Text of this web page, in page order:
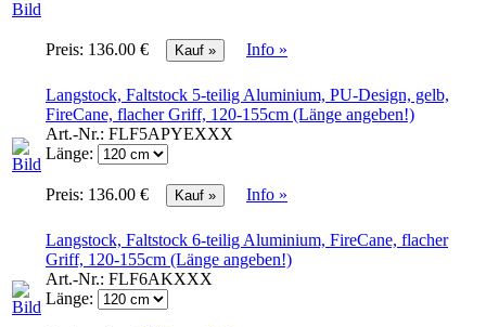
Preis: 136.00 € Info »
Langstock, Faltstock 5-teilig Aluminium, PU-Design, gelb,
FireCane, flacher Griff, 120-155cm (Länge angeben!)
Art.-Nr.: FLF5APYEXXX
Länge:
Preis: 136.00 € Info »
Langstock, Faltstock 6-teilig Aluminium, FireCane, flacher
Griff, 120-155cm (Länge angeben!)
Art.-Nr.: FLF6AKXXX
Länge: